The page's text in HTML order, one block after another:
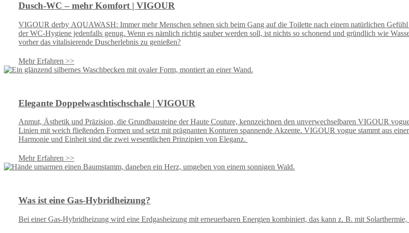
Dusch-WC – mehr Komfort | VIGOUR
VIGOUR derby AQUAWASH: Immer mehr Menschen sehnen sich beim Gang auf die Toilette nach einem natürlichen
der WC-Hygiene jedenfalls genug. Wenn es nämlich richtig sauber werden soll, ist nichts so schonend und gründlich wie
vorher das vitalisierende Duscherlebnis zu genießen?
Mehr Erfahren >>
Elegante Doppelwaschtischschale | VIGOUR
Anmut, Ästhetik und Präzision, die Grundbausteine der Haute Couture, kennzeichnen den unverwechselbaren VIGOUR
Linien mit weich fließenden Formen und setzt mit prägnanten Konturen spannende Akzente. VIGOUR vogue stammt aus
Harmonie und Einheit sind die zwei wesentlichen Prinzipien von Eleganz.
Mehr Erfahren >>
Was ist eine Gas-Hybridheizung?
Bei einer Gas-Hybridheizung wird eine Erdgasheizung mit erneuerbaren Energien kombiniert, das kann z. B. mit